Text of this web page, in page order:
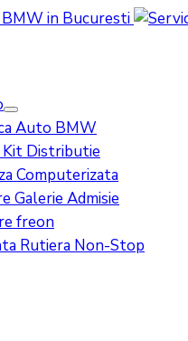
Auto BMW
Kit Distributie
Computerizata
Galerie Admisie
freon
Rutiera Non-Stop